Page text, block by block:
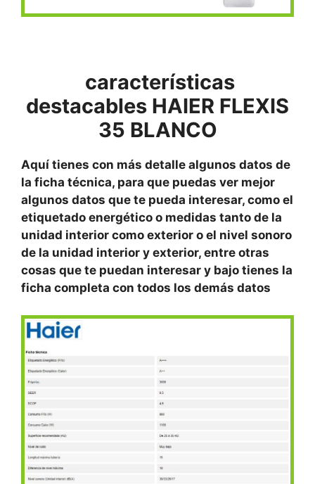
características
destacables HAIER FLEXIS
35 BLANCO
Aquí tienes con más detalle algunos datos de
la ficha técnica, para que puedas ver mejor
algunos datos que te pueda interesar, como el
etiquetado energético o medidas tanto de la
unidad interior como exterior o el nivel sonoro
de la unidad interior y exterior, entre otras
cosas que te puedan interesar y bajo tienes la
ficha completa con todos los demás datos